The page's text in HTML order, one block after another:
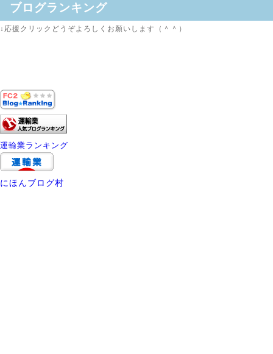
ブログランキング
↓応援クリックどうぞよろしくお願いします（＾＾）
運輸業ランキング
にほんブログ村